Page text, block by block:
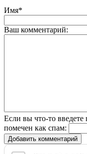
Имя*
Ваш комментарий:
Если вы что-то введете
помечен как спам:
Добавить комментарий